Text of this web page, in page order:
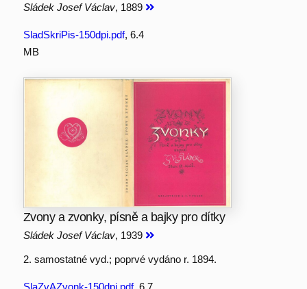
Sládek Josef Václav, 1889
SladSkriPis-150dpi.pdf, 6.4
MB
Zvony a zvonky, písně a bajky pro dítky
Sládek Josef Václav, 1939
2. samostatné vyd.; poprvé vydáno r. 1894.